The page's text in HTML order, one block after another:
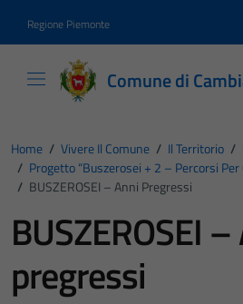
Regione Piemonte
Comune di
Home / Vivere Il Comune / Il Territorio /
/ Progetto “Buszerosei + 2 – Percorsi Per
/ BUSZEROSEI – Anni Pregressi
BUSZEROSEI
pregressi